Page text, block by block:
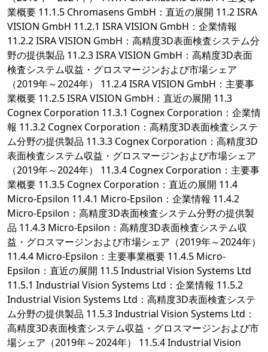
業概要 11.1.5 Chromasens GmbH：直近の展開 11.2 ISRA
VISION GmbH 11.2.1 ISRA VISION GmbH：企業情報
11.2.2 ISRA VISION GmbH：高精度3D表面検査システム分
野の提供製品 11.2.3 ISRA VISION GmbH：高精度3D表面
検査システム収益・グロスマージンおよび市場シェア
（2019年～2024年） 11.2.4 ISRA VISION GmbH：主要事
業概要 11.2.5 ISRA VISION GmbH：直近の展開 11.3
Cognex Corporation 11.3.1 Cognex Corporation：企業情
報 11.3.2 Cognex Corporation：高精度3D表面検査システ
ム分野の提供製品 11.3.3 Cognex Corporation：高精度3D
表面検査システム収益・グロスマージンおよび市場シェア
（2019年～2024年） 11.3.4 Cognex Corporation：主要事
業概要 11.3.5 Cognex Corporation：直近の展開 11.4
Micro-Epsilon 11.4.1 Micro-Epsilon：企業情報 11.4.2
Micro-Epsilon：高精度3D表面検査システム分野の提供製
品 11.4.3 Micro-Epsilon：高精度3D表面検査システム収
益・グロスマージンおよび市場シェア（2019年～2024年）
11.4.4 Micro-Epsilon：主要事業概要 11.4.5 Micro-
Epsilon：直近の展開 11.5 Industrial Vision Systems Ltd
11.5.1 Industrial Vision Systems Ltd：企業情報 11.5.2
Industrial Vision Systems Ltd：高精度3D表面検査システ
ム分野の提供製品 11.5.3 Industrial Vision Systems Ltd：
高精度3D表面検査システム収益・グロスマージンおよび市
場シェア（2019年～2024年） 11.5.4 Industrial Vision